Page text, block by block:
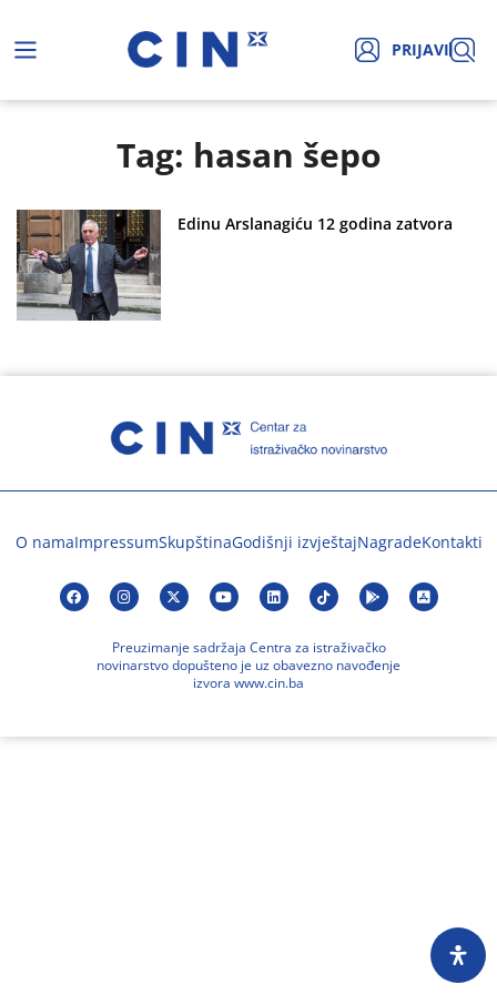
PRIJAVI
Tag: hasan šepo
Edinu Arslanagiću 12 godina zatvora
O namaImpressumSkupštinaGodišnji izvještajNagradeKontakti
Preuzimanje sadržaja Centra za istraživačko
novinarstvo dopušteno je uz obavezno navođenje
izvora www.cin.ba